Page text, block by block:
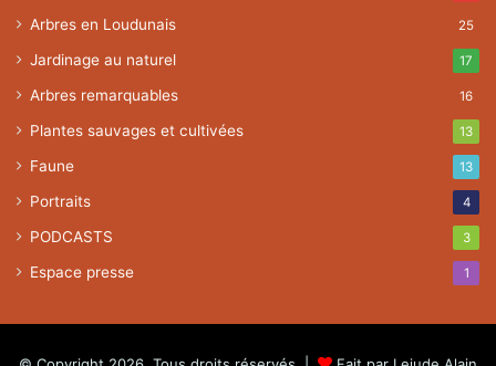
Arbres en Loudunais 25
Jardinage au naturel 17
Arbres remarquables 16
Plantes sauvages et cultivées 13
Faune 13
Portraits 4
PODCASTS 3
Espace presse 1